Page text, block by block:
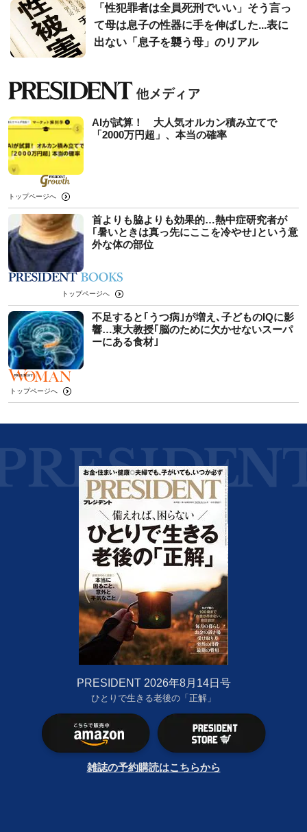
「性犯罪者は全員死刑でいい」そう言っ
て母は息子の性器に手を伸ばした...表に
出ない「息子を襲う母」のリアル
AIが試算！ 大人気オルカン積み立てで
「2000万円超」、本当の確率
トップページへ
首よりも脇よりも効果的…熱中症研究者が
｢暑いときは真っ先にここを冷やせ｣という意
外な体の部位
トップページへ
不足すると｢うつ病｣が増え､子どものIQに影
響…東大教授｢脳のために欠かせないスーパ
ーにある食材｣
トップページへ
PRESIDENT 2026年8月14日号
ひとりで生きる老後の「正解」
雑誌の予約購読はこちらから